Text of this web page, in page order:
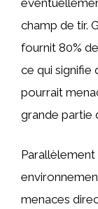
champ de tir.
fournit 80%
ce qui signifie
pourrait
grande partie
menaces